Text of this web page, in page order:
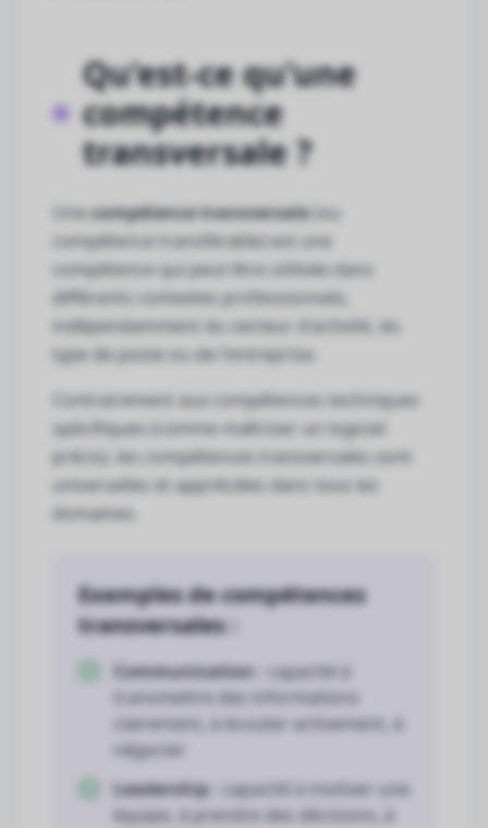
Qu'est-ce qu'une
compétence
transversale ?
Unecompétence transversale(ou
compétence transférable) est une
compétence qui peut être utilisée dans
différents contextes professionnels,
indépendamment du secteur d'activité, du
type de poste ou de l'entreprise.
Contrairement aux compétences techniques
spécifiques (comme maîtriser un logiciel
précis), les compétences transversales sont
universelles et appréciées dans tous les
domaines.
Exemples de compétences
transversales :
Communication : capacité à
transmettre des informations
clairement, à écouter activement, à
négocier
Leadership: capacité à motiver une
équipe, à prendre des décisions, à